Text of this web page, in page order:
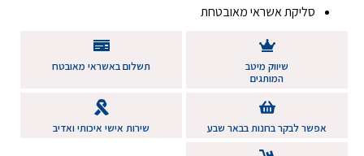
סליקת אשראי מאובטחת
שיווק מיטב
המותגים
תשלום באשראי מאובטח
אפשר לבקר בחנות בבאר שבע שירות אישי איכותי ואדיב